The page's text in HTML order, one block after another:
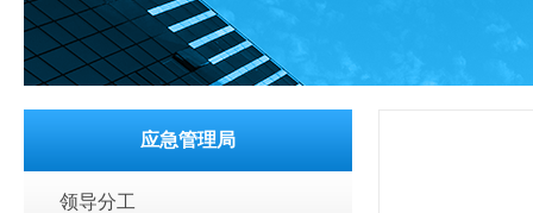
应急管理局
领导分工